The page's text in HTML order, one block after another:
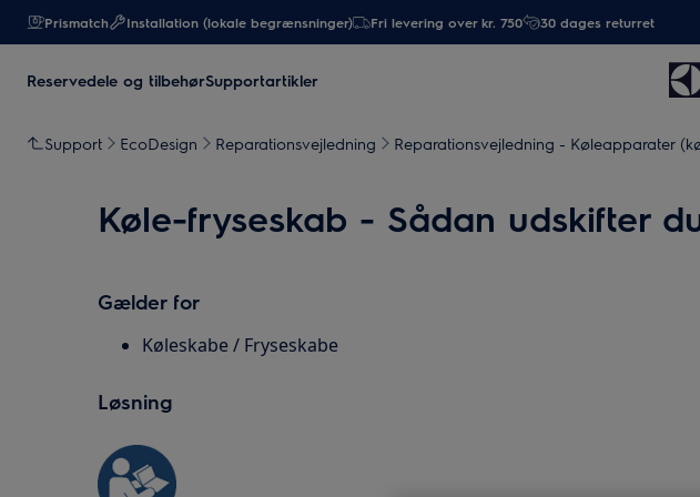
Prismatch Installation (lokale begrænsninger) Fri levering over kr. 750 30 dages returret
Reservedele og tilbehørSupportartikler
Support EcoDesign Reparationsvejledning Reparationsvejledning - Køleapparater
Køle-fryseskab - Sådan udskifter
Gælder for
Køleskabe / Fryseskabe
Løsning